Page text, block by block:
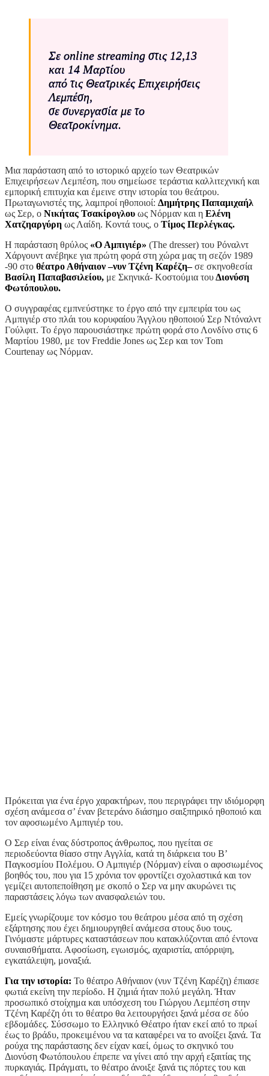
Σε online streaming στις 12,13
και 14 Μαρτίου
από τις Θεατρικές Επιχειρήσεις
Λεμπέση,
σε συνεργασία με το
Θεατροκίνημα.
Μια παράσταση από το ιστορικό αρχείο των Θεατρικών
Επιχειρήσεων Λεμπέση, που σημείωσε τεράστια καλλιτεχνική και
εμπορική επιτυχία και έμεινε στην ιστορία του θεάτρου.
Πρωταγωνιστές της, λαμπροί ηθοποιοί: Δημήτρης Παπαμιχαήλ
ως Σερ, ο Νικήτας Τσακίρογλου ως Νόρμαν και η Ελένη
Χατζηαργύρη ως Λαίδη. Κοντά τους, ο Τίμος Περλέγκας.
Η παράσταση θρύλος «Ο Αμπιγιέρ» (Τhe dresser) του Ρόναλντ
Χάργουντ ανέβηκε για πρώτη φορά στη χώρα μας τη σεζόν 1989
-90 στο θέατρο Αθήναιον –νυν Τζένη Καρέζη–σε σκηνοθεσία
Βασίλη Παπαβασιλείου, με Σκηνικά- Κοστούμια τουΔιονύση
Φωτόπουλου.
Ο συγγραφέας εμπνεύστηκε το έργο από την εμπειρία του ως
Αμπιγιέρ στο πλάι του κορυφαίου Άγγλου ηθοποιού Σερ Ντόναλντ
Γούλφιτ. Το έργο παρουσιάστηκε πρώτη φορά στο Λονδίνο στις 6
Μαρτίου 1980, με τον Freddie Jones ως Σερ και τον Tom
Courtenay ως Νόρμαν.
Πρόκειται για ένα έργο χαρακτήρων, που περιγράφει την ιδιόμορφη
σχέση ανάμεσα σ’ έναν βετεράνο διάσημο σαιξπηρικό ηθοποιό και
τον αφοσιωμένο Αμπιγιέρ του.
Ο Σερ είναι ένας δύστροπος άνθρωπος, που ηγείται σε
περιοδεύοντα θίασο στην Αγγλία, κατά τη διάρκεια του Β’
Παγκοσμίου Πολέμου. Ο Αμπιγιέρ (Νόρμαν) είναι ο αφοσιωμένος
βοηθός του, που για 15 χρόνια τον φροντίζει σχολαστικά και τον
γεμίζει αυτοπεποίθηση με σκοπό ο Σερ να μην ακυρώνει τις
παραστάσεις λόγω των ανασφαλειών του.
Εμείς γνωρίζουμε τον κόσμο του θεάτρου μέσα από τη σχέση
εξάρτησης που έχει δημιουργηθεί ανάμεσα στους δυο τους.
Γινόμαστε μάρτυρες καταστάσεων που κατακλύζονται από έντονα
συναισθήματα. Αφοσίωση, εγωισμός, αχαριστία, απόρριψη,
εγκατάλειψη, μοναξιά.
Για την ιστορία: Το θέατρο Αθήναιον (νυν Τζένη Καρέζη) έπιασε
φωτιά εκείνη την περίοδο. Η ζημιά ήταν πολύ μεγάλη. Ήταν
προσωπικό στοίχημα και υπόσχεση του Γιώργου Λεμπέση στην
Τζένη Καρέζη ότι το θέατρο θα λειτουργήσει ξανά μέσα σε δύο
εβδομάδες. Σύσσωμο το Ελληνικό Θέατρο ήταν εκεί από το πρωί
έως το βράδυ, προκειμένου να τα καταφέρει να το ανοίξει ξανά. Τα
ρούχα της παράστασης δεν είχαν καεί, όμως το σκηνικό του
Διονύση Φωτόπουλου έπρεπε να γίνει από την αρχή εξαιτίας της
πυρκαγιάς. Πράγματι, το θέατρο άνοιξε ξανά τις πόρτες του και